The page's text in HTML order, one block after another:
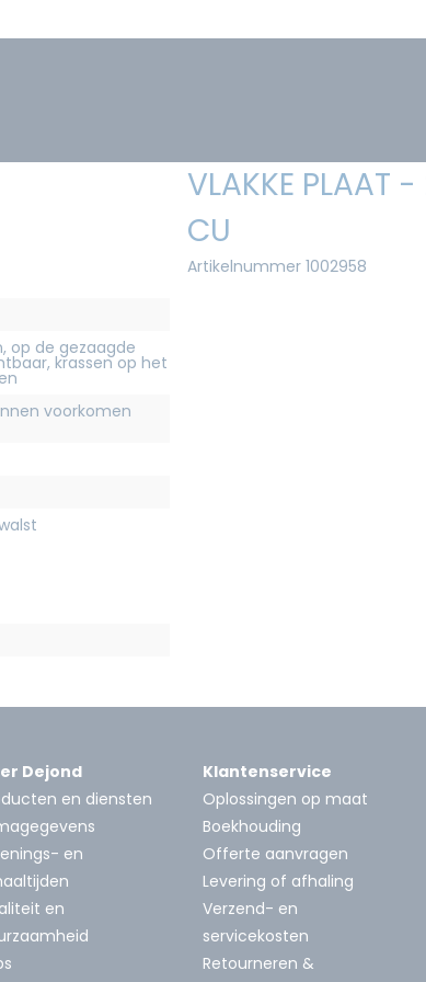
op de gezaagde
krassen op het
voorkomen
VLAKKE PLAAT
CU
Artikelnummer 1002958
Dejond
en diensten
en
en
Klantenservice
Oplossingen op maat
Boekhouding
Offerte aanvragen
Levering of afhaling
Verzend- en
servicekosten
Retourneren &